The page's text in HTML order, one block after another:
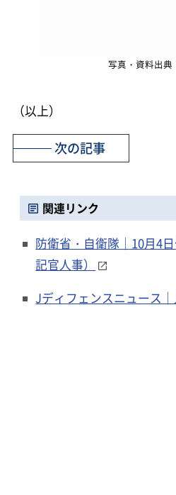
写真・資料出典
（以上）
次の記事
関連リンク
防衛省・自衛隊｜10月4
記官人事）
Jディフェンスニュース